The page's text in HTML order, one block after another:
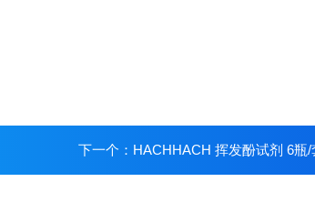
下一个： HACHHACH 挥发酚试剂 6瓶/